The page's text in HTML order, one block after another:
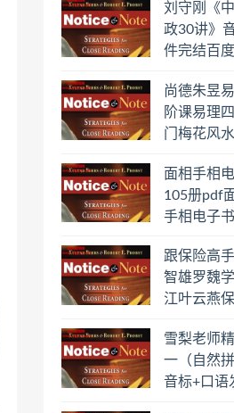
盘下载学习
刘守刚《
政30讲》
件完结百
尚德朱昱
阶课易理
门梅花风
学习
面相手相
105册pdf
手相电子
跟保险高
智雄罗魏
江叶云燕
盘下载学习
雪梨老师
一（自然
音标+口语